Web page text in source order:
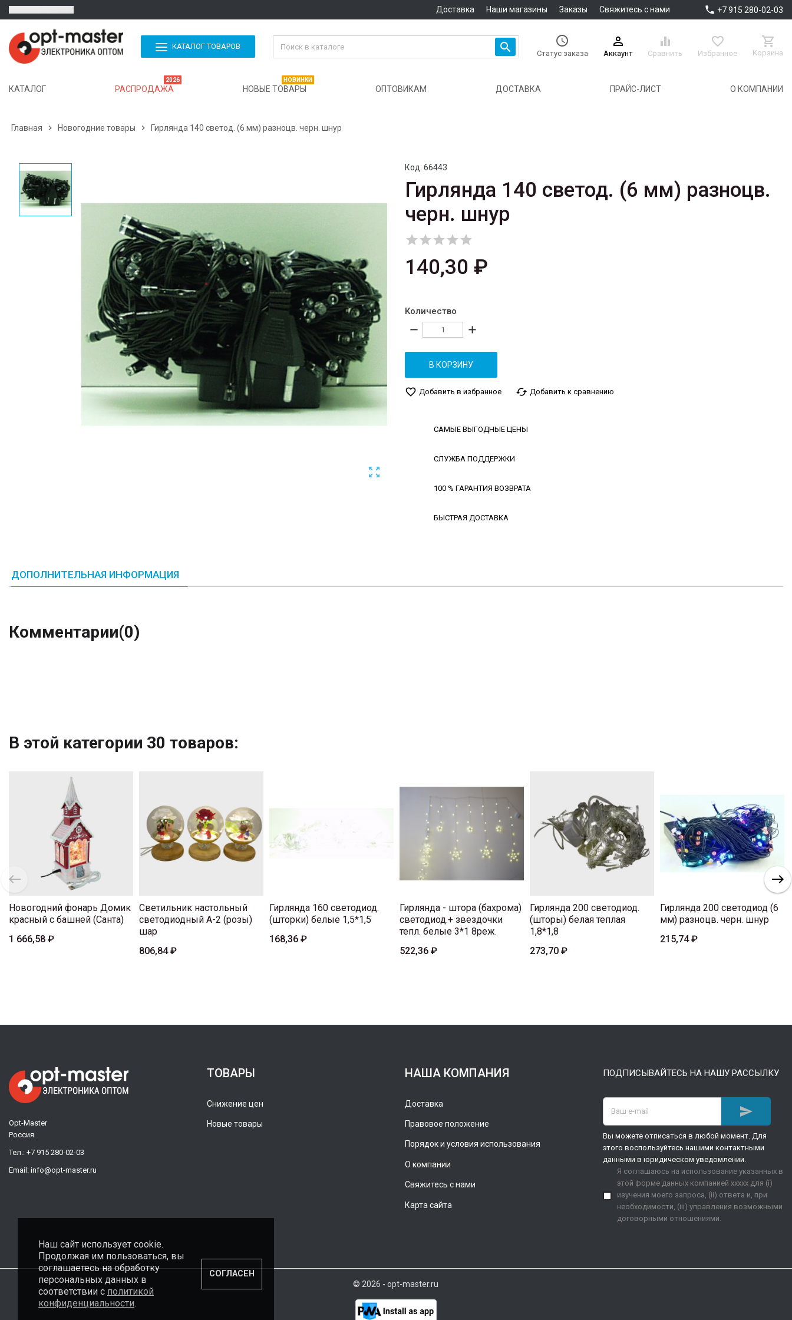
Доставка Наши магазины Заказы Свяжитесь с нами  +7 915 280-02-03
КАТАЛОГ ТОВАРОВ  
Статус заказа

Аккаунт

Сравнить

Избранное

Корзина
КАТАЛОГ РАСПРОДАЖА
2026
НОВЫЕ ТОВАРЫ
НОВИНКИ
ОПТОВИКАМ ДОСТАВКА ПРАЙС-ЛИСТ О КОМПАНИИ
Главная  Новогодние товары  Гирлянда 140 светод. (6 мм) разноцв. черн. шнур

Код: 66443
Гирлянда 140 светод. (6 мм) разноцв.
черн. шнур

140,30 ₽
Количество
remove add
В КОРЗИНУ
favorite_border Добавить в избранное cached Добавить к сравнению
САМЫЕ ВЫГОДНЫЕ ЦЕНЫ
СЛУЖБА ПОДДЕРЖКИ
100 % ГАРАНТИЯ ВОЗВРАТА
БЫСТРАЯ ДОСТАВКА
ДОПОЛНИТЕЛЬНАЯ ИНФОРМАЦИЯ
Комментарии(0)
В этой категории 30 товаров:
Новогодний фонарь Домик
красный с башней (Санта)
1 666,58 ₽
Светильник настольный
светодиодный А-2 (розы)
шар
806,84 ₽
Гирлянда 160 светодиод.
(шторки) белые 1,5*1,5
168,36 ₽
Гирлянда - штора (бахрома)
светодиод.+ звездочки
тепл. белые 3*1 8реж.
522,36 ₽
Гирлянда 200 светодиод.
(шторы) белая теплая
1,8*1,8
273,70 ₽
Гирлянда 200 светодиод (6
мм) разноцв. черн. шнур
215,74 ₽
Opt-Master
Россия
Тел.: +7 915 280-02-03
Email: info@opt-master.ru
ТОВАРЫ
Снижение цен
Новые товары
НАША КОМПАНИЯ
Доставка
Правовое положение
Порядок и условия использования
О компании
Свяжитесь с нами
Карта сайта
ПОДПИСЫВАЙТЕСЬ НА НАШУ РАССЫЛКУ

Вы можете отписаться в любой момент. Для
этого воспользуйтесь нашими контактными
данными в юридическом уведомлении.
Я соглашаюсь на использование указанных в
этой форме данных компанией xxxxx для (i)
изучения моего запроса, (ii) ответа и, при
необходимости, (iii) управления возможными
договорными отношениями.
© 2026 - opt-master.ru
Наш сайт использует cookie.
Продолжая им пользоваться, вы
соглашаетесь на обработку
персональных данных в
соответствии с политикой
конфиденциальности.
СОГЛАСЕН